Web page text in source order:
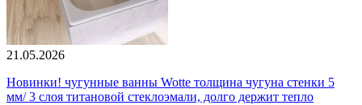
21.05.2026
Новинки! чугунные ванны Wotte толщина чугуна стенки 5
мм/ 3 слоя титановой стеклоэмали, долго держит тепло